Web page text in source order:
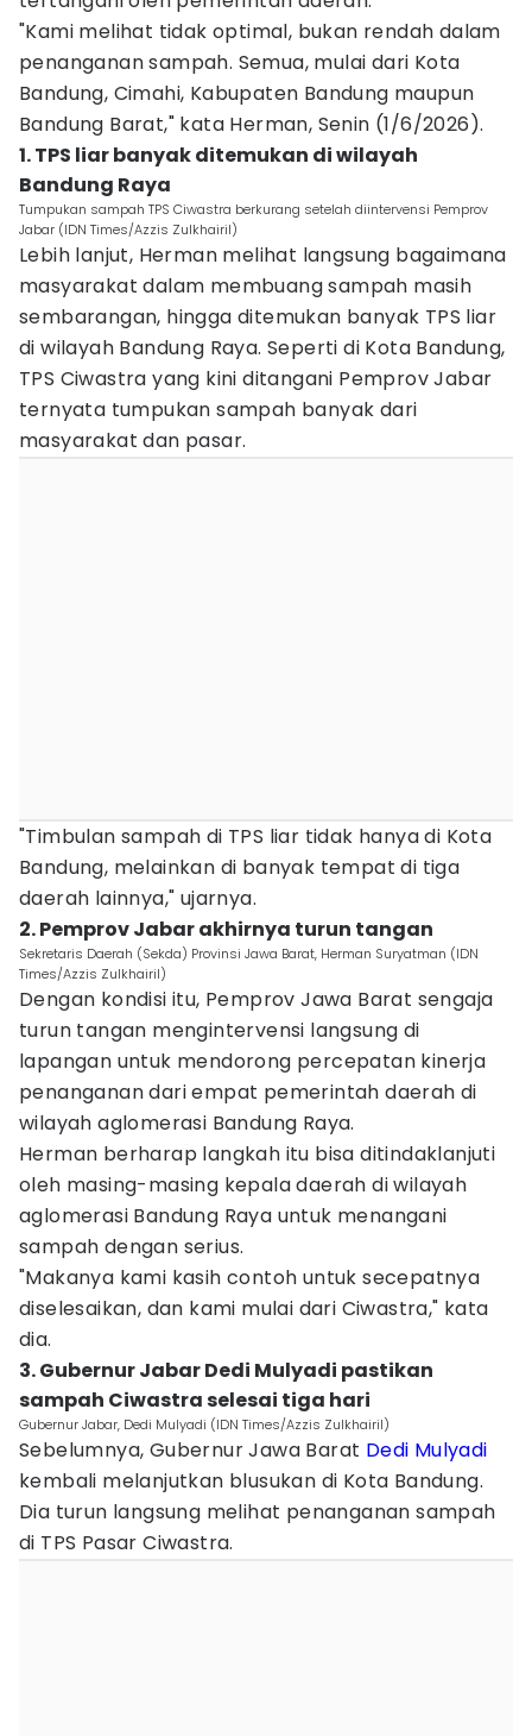
"Kami melihat tidak optimal, bukan rendah dalam
penanganan sampah. Semua, mulai dari Kota
Bandung, Cimahi, Kabupaten Bandung maupun
Bandung Barat," kata Herman, Senin (1/6/2026).
1. TPS liar banyak ditemukan di wilayah
Bandung Raya
Tumpukan sampah TPS Ciwastra berkurang setelah diintervensi Pemprov
Jabar (IDN Times/Azzis Zulkhairil)
Lebih lanjut, Herman melihat langsung bagaimana
masyarakat dalam membuang sampah masih
sembarangan, hingga ditemukan banyak TPS liar
di wilayah Bandung Raya. Seperti di Kota Bandung,
TPS Ciwastra yang kini ditangani Pemprov Jabar
ternyata tumpukan sampah banyak dari
masyarakat dan pasar.
"Timbulan sampah di TPS liar tidak hanya di Kota
Bandung, melainkan di banyak tempat di tiga
daerah lainnya," ujarnya.
2. Pemprov Jabar akhirnya turun tangan
Sekretaris Daerah (Sekda) Provinsi Jawa Barat, Herman Suryatman (IDN
Times/Azzis Zulkhairil)
Dengan kondisi itu, Pemprov Jawa Barat sengaja
turun tangan mengintervensi langsung di
lapangan untuk mendorong percepatan kinerja
penanganan dari empat pemerintah daerah di
wilayah aglomerasi Bandung Raya.
Herman berharap langkah itu bisa ditindaklanjuti
oleh masing-masing kepala daerah di wilayah
aglomerasi Bandung Raya untuk menangani
sampah dengan serius.
"Makanya kami kasih contoh untuk secepatnya
diselesaikan, dan kami mulai dari Ciwastra," kata
dia.
3. Gubernur Jabar Dedi Mulyadi pastikan
sampah Ciwastra selesai tiga hari
Gubernur Jabar, Dedi Mulyadi (IDN Times/Azzis Zulkhairil)
Sebelumnya, Gubernur Jawa Barat Dedi Mulyadi
kembali melanjutkan blusukan di Kota Bandung.
Dia turun langsung melihat penanganan sampah
di TPS Pasar Ciwastra.